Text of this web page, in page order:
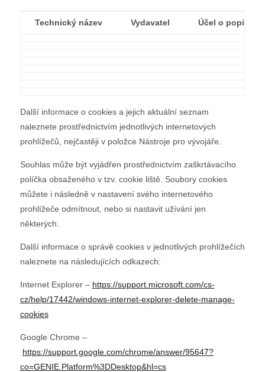
Technický název Vydavatel Účel o popis
Další informace o cookies a jejich aktuální seznam
naleznete prostřednictvím jednotlivých internetových
prohlížečů, nejčastěji v položce Nástroje pro vývojáře.
Souhlas může být vyjádřen prostřednictvím zaškrtávacího
políčka obsaženého v tzv. cookie liště. Soubory cookies
můžete i následně v nastavení svého internetového
prohlížeče odmítnout, nebo si nastavit užívání jen
některých.
Další informace o správě cookies v jednotlivých prohlížečích
naleznete na následujících odkazech:
Internet Explorer – https://support.microsoft.com/cs-
cz/help/17442/windows-internet-explorer-delete-manage-
cookies
Google Chrome –
https://support.google.com/chrome/answer/95647?
co=GENIE.Platform%3DDesktop&hl=cs